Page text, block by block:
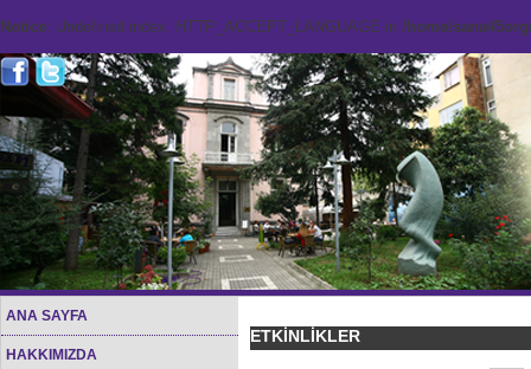
Notice: Undefined index: HTTP_ACCEPT_LANGUAGE in /home/
ANA SAYFA
HAKKIMIZDA
ETKİNLİKLER